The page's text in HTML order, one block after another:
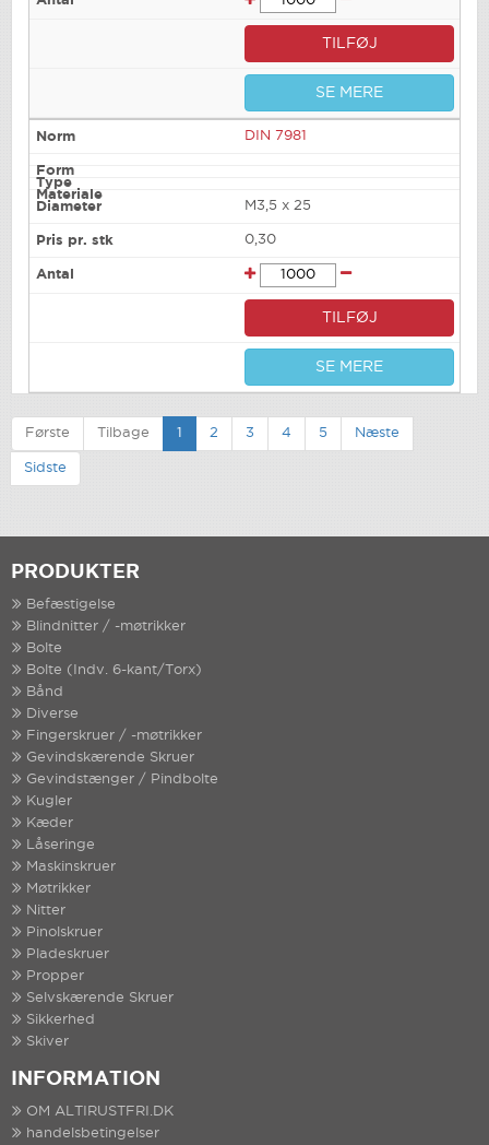
TILFØJ
SE MERE
DIN 7981
M3,5 x 25
0,30
TILFØJ
SE MERE
Første Tilbage 1 2 3 4 5 Næste
Sidste
PRODUKTER
Befæstigelse
Blindnitter / -møtrikker
Bolte
Bolte (Indv. 6-kant/Torx)
Bånd
Diverse
Fingerskruer / -møtrikker
Gevindskærende Skruer
Gevindstænger / Pindbolte
Kugler
Kæder
Låseringe
Maskinskruer
Møtrikker
Nitter
Pinolskruer
Pladeskruer
Propper
Selvskærende Skruer
Sikkerhed
Skiver
INFORMATION
OM ALTIRUSTFRI.DK
handelsbetingelser